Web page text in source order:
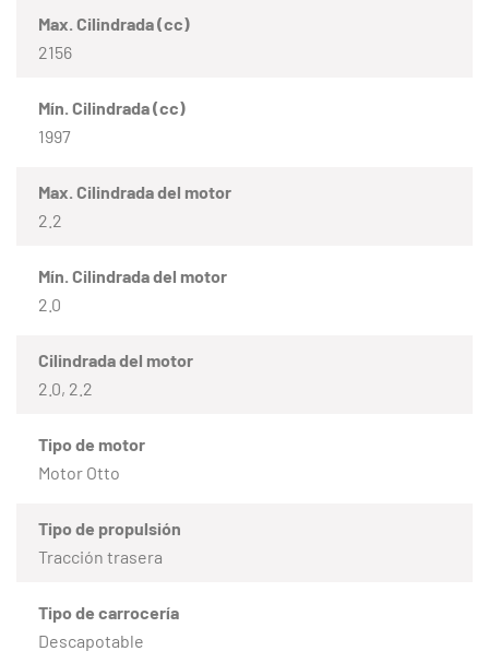
Max. Cilindrada (cc)
2156
Mín. Cilindrada (cc)
1997
Max. Cilindrada del motor
2.2
Mín. Cilindrada del motor
2.0
Cilindrada del motor
2.0, 2.2
Tipo de motor
Motor Otto
Tipo de propulsión
Tracción trasera
Tipo de carrocería
Descapotable